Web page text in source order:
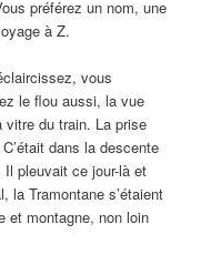
préférez un nom, une
à Z.
vous
le flou aussi, la vue
du train. La prise
dans la descente
pleuvait ce jour-là et
la Tramontane s’étaient
et montagne, non loin